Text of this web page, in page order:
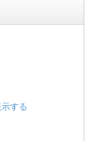
する